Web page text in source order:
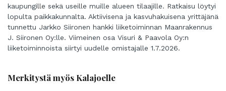
kaupungille sekä useille muille alueen tilaajille. Ratkaisu löytyi
lopulta paikkakunnalta. Aktiivisena ja kasvuhakuisena yrittäjänä
tunnettu Jarkko Siironen hankki liiketoiminnan Maanrakennus
J. Siironen Oy:lle. Viimeinen osa Visuri & Paavola Oy:n
liiketoiminnoista siirtyi uudelle omistajalle 1.7.2026.
Merkitystä myös Kalajoelle